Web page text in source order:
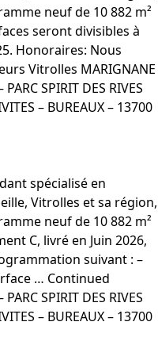
neuf de 10 882 m²
seront divisibles à
Honoraires: Nous
Vitrolles MARIGNANE
SPIRIT DES RIVES
– BUREAUX – 13700
spécialisé en
Vitrolles et sa région,
neuf de 10 882 m²
C, livré en Juin 2026,
suivant : –
… Continued
SPIRIT DES RIVES
– BUREAUX – 13700